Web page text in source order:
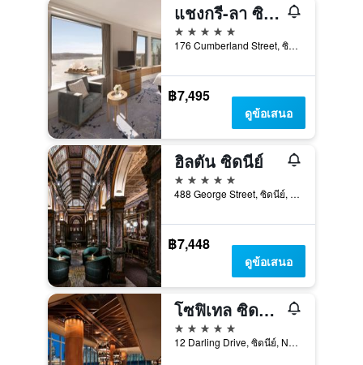
แชงกรี-ลา ซิดนีย์
5 ดาว
176 Cumberland Street, ซิดนีย์, NSW, ออสเตรเลีย
฿7,495
ดูข้อเสนอ
ฮิลตัน ซิดนีย์
5 ดาว
488 George Street, ซิดนีย์, NSW, ออสเตรเลีย
฿7,448
ดูข้อเสนอ
โซฟิเทล ซิดนีย์ ดาร์ลิ่งฮาร์เบอร์
5 ดาว
12 Darling Drive, ซิดนีย์, NSW, ออสเตรเลีย